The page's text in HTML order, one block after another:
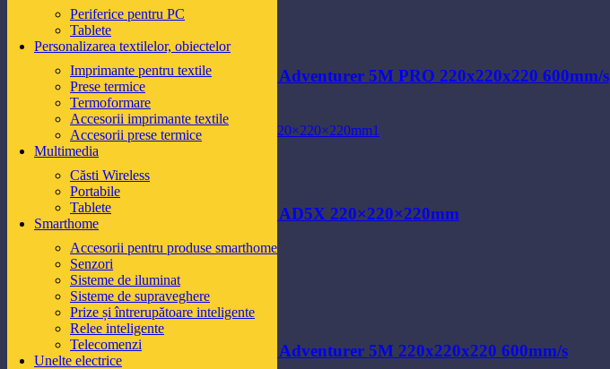
Periferice pentru PC
Tablete
Personalizarea textilelor, obiectelor
Imprimante pentru textile
Prese termice
Termoformare
Accesorii imprimante textile
Accesorii prese termice
Multimedia
Căsti Wireless
Portabile
Tablete
Smarthome
Accesorii pentru produse smarthome
Senzori
Sisteme de iluminat
Sisteme de supraveghere
Prize și întrerupătoare inteligente
Relee inteligente
Telecomenzi
Unelte electrice
Vizualizare rapidă
Adaugă la lista de produse favorite
Adaugă în coș
Imprimanta 3D Filament Flashforge Adventurer 5M PRO 220x220x220 600mm/s
3.215,60lei
Vizualizare rapidă
Adaugă la lista de produse favorite
Adaugă în coș
Imprimanta 3D Filament Flashforge AD5X 220×220×220mm
2.688,10lei
Vizualizare rapidă
Adaugă la lista de produse favorite
Adaugă în coș
Imprimanta 3D Filament Flashforge Adventurer 5M 220x220x220 600mm/s